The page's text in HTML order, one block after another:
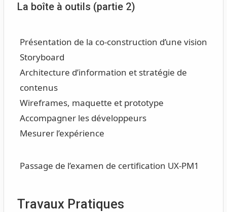
La boîte à outils (partie 2)
Présentation de la co-construction d’une vision
Storyboard
Architecture d’information et stratégie de
contenus
Wireframes, maquette et prototype
Accompagner les développeurs
Mesurer l’expérience
Passage de l’examen de certification UX-PM1
Travaux Pratiques